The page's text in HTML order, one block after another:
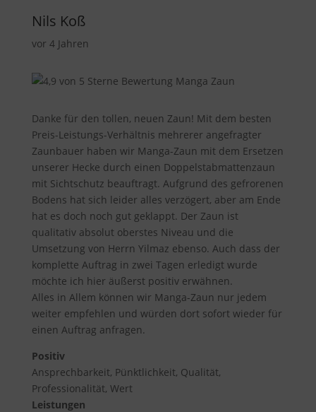
Nils Koß
vor 4 Jahren
Danke für den tollen, neuen Zaun! Mit dem besten
Preis-Leistungs-Verhältnis mehrerer angefragter
Zaunbauer haben wir Manga-Zaun mit dem Ersetzen
unserer Hecke durch einen Doppelstabmattenzaun
mit Sichtschutz beauftragt. Aufgrund des gefrorenen
Bodens hat sich leider alles verzögert, aber am Ende
hat es doch noch gut geklappt. Der Zaun ist
qualitativ absolut oberstes Niveau und die
Umsetzung von Herrn Yilmaz ebenso. Auch dass der
komplette Auftrag in zwei Tagen erledigt wurde
möchte ich hier äußerst positiv erwähnen.
Alles in Allem können wir Manga-Zaun nur jedem
weiter empfehlen und würden dort sofort wieder für
einen Auftrag anfragen.
Positiv
Ansprechbarkeit, Pünktlichkeit, Qualität,
Professionalität, Wert
Leistungen